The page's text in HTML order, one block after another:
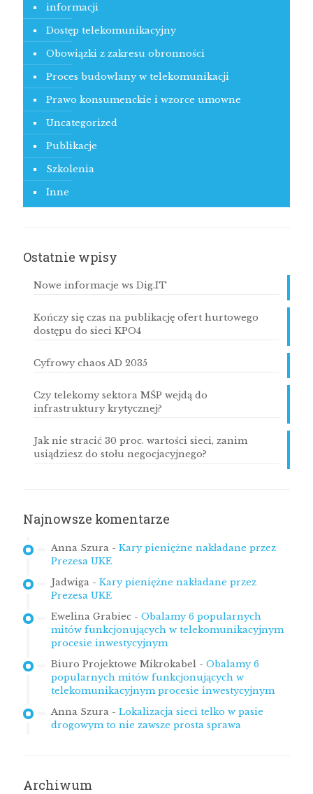
informacji
Dostęp telekomunikacyjny
Obowiązki z zakresu obronności
Proces budowlany w telekomunikacji
Prawo konsumenckie i wzorce umowne
Uncategorized
Publikacje
Szkolenia
Inne
Ostatnie wpisy
Nowe informacje ws Dig.IT
Kończy się czas na publikację ofert hurtowego
dostępu do sieci KPO4
Cyfrowy chaos AD 2035
Czy telekomy sektora MŚP wejdą do
infrastruktury krytycznej?
Jak nie stracić 30 proc. wartości sieci, zanim
usiądziesz do stołu negocjacyjnego?
Najnowsze komentarze
Anna Szura - Kary pieniężne nakładane przez
Prezesa UKE
Jadwiga - Kary pieniężne nakładane przez
Prezesa UKE
Ewelina Grabiec - Obalamy 6 popularnych
mitów funkcjonujących w telekomunikacyjnym
procesie inwestycyjnym
Biuro Projektowe Mikrokabel - Obalamy 6
popularnych mitów funkcjonujących w
telekomunikacyjnym procesie inwestycyjnym
Anna Szura - Lokalizacja sieci telko w pasie
drogowym to nie zawsze prosta sprawa
Archiwum